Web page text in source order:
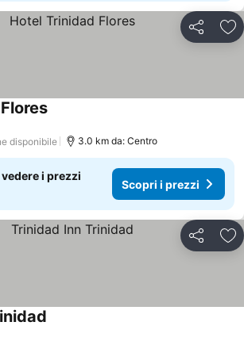
Condividi
disponibile 3.0 km da: Centro
i prezzi
Scopri i prezzi
Condividi